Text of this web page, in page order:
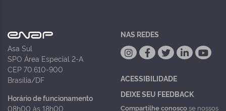
Asa Sul
SPO Área Especial 2-A
CEP 70.610-900
Brasília/DF
Horário de funcionamento
08h00 às 18h00
NAS REDES
ACESSIBILIDADE
DEIXE SEU FEEDBACK
Compartilhe conoscose nossos